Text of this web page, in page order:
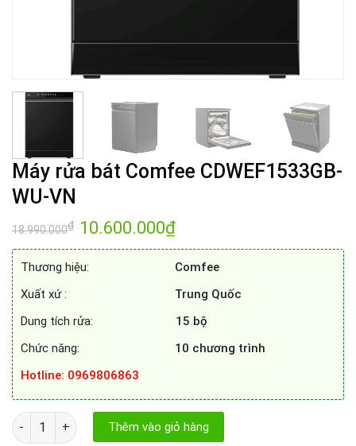
Máy rửa bát Comfee CDWEF1533GB-
WU-VN
18.990.000₫ Giá
gốc
là:
10.600.000₫Giá
tại
10.600.000₫.
Thương hiệu: Comfee
Xuất xứ : Trung Quốc
Dung tích rửa: 15 bộ
Chức năng:
10 chương trình
Hotline: 0969806863
Máy rửa bát Comfee CDWEF1533GB-WU-VN số lượng
Thêm vào giỏ hàng